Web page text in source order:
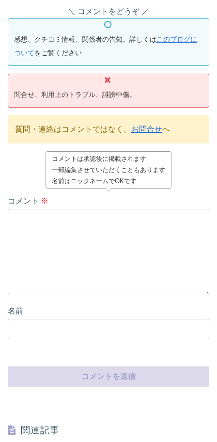
コメントをどうぞ
感想、クチコミ情報、関係者の告知。詳しくはこのブログに
ついてをご覧ください
問合せ、利用上のトラブル、誹謗中傷。
質問・連絡はコメントではなく、 お問合せへ
コメントは承認後に掲載されます
一部編集させていただくこともあります
名前はニックネームでOKです
コメント ※
名前
関連記事